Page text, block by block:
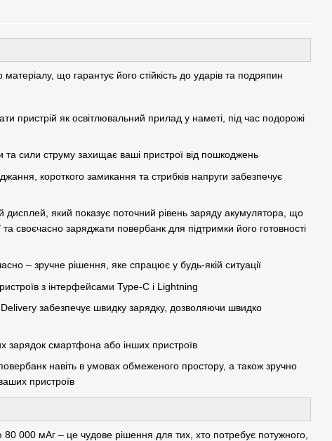
що гарантує його стійкість до ударів та подряпин
пристрій як освітлювальний прилад у наметі, під час подорожі
сили струму захищає ваші пристрої від пошкоджень
короткого замикання та стрибків напруги забезпечує
який показує поточний рівень заряду акумулятора, що
та своєчасно заряджати повербанк для підтримки його готовності
– зручне рішення, яке спрацює у будь-якій ситуації
з інтерфейсами Type-C і Lightning
забезпечує швидку зарядку, дозволяючи швидко
зарядок смартфона або інших пристроїв
навіть в умовах обмеженого простору, а також зручно
пристроїв
000 мАг – це чудове рішення для тих, хто потребує потужного,